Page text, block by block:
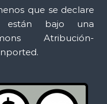
que se declare
están bajo una
Atribución-